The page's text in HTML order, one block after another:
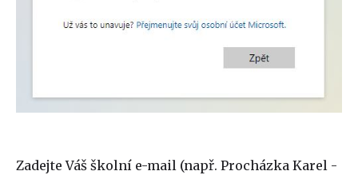
Zadejte Váš školní e-mail (např. Procházka Karel -